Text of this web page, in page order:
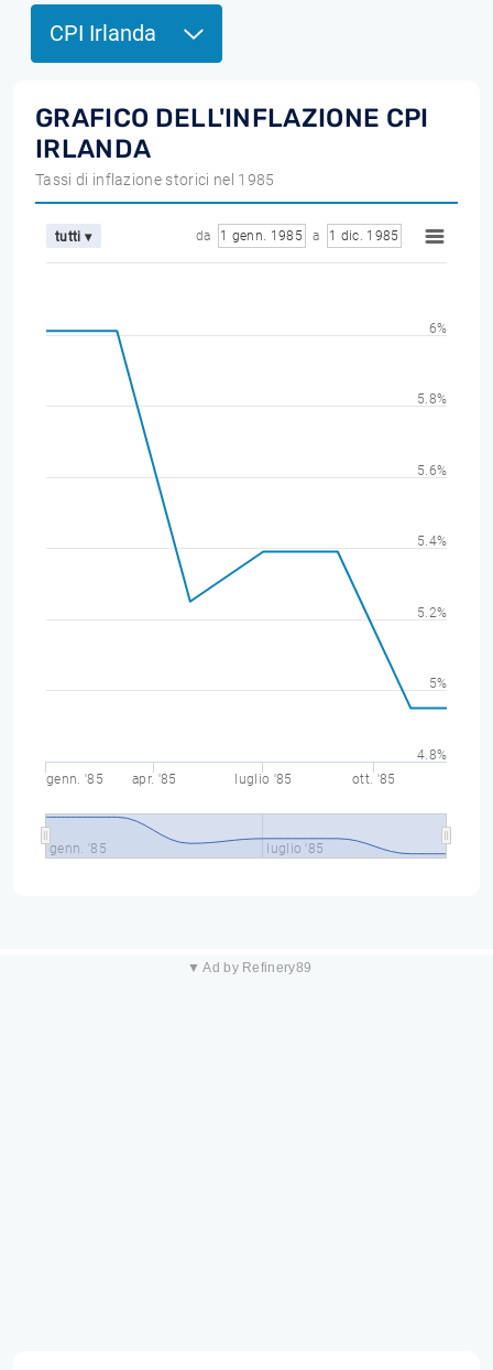
CPI Irlanda
GRAFICO DELL'INFLAZIONE CPI
IRLANDA
Tassi di inflazione storici nel 1985
tutti ▾ da 1 genn. 1985 a 1 dic. 1985
genn. '85 apr. '85 luglio '85 ott. '85
genn. '85 luglio '85
4.8%
5%
5.2%
5.4%
5.6%
5.8%
6%
▼ Ad by Refinery89